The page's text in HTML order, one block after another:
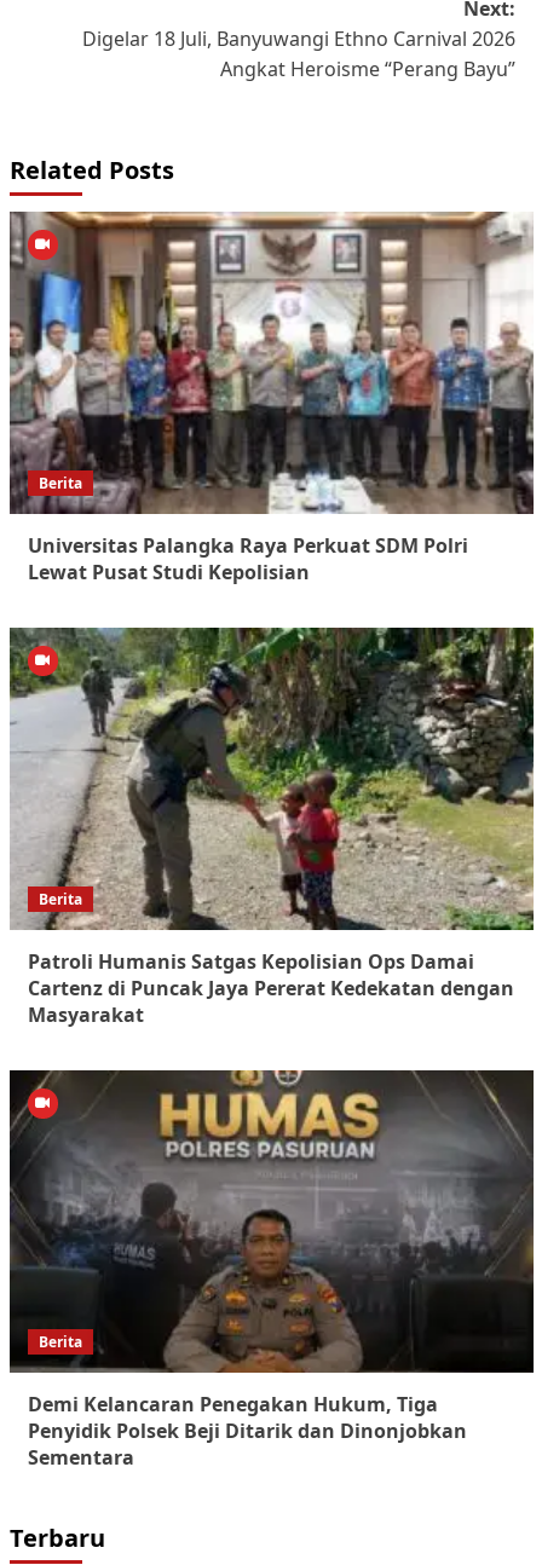
Next:
Digelar 18 Juli, Banyuwangi Ethno Carnival 2026
Angkat Heroisme “Perang Bayu”
Related Posts
Berita
Universitas Palangka Raya Perkuat SDM Polri
Lewat Pusat Studi Kepolisian
Berita
Patroli Humanis Satgas Kepolisian Ops Damai
Cartenz di Puncak Jaya Pererat Kedekatan dengan
Masyarakat
Berita
Demi Kelancaran Penegakan Hukum, Tiga
Penyidik Polsek Beji Ditarik dan Dinonjobkan
Sementara
Terbaru